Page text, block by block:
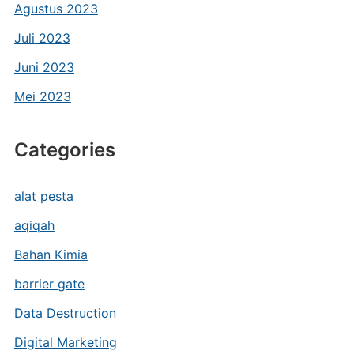
Agustus 2023
Juli 2023
Juni 2023
Mei 2023
Categories
alat pesta
aqiqah
Bahan Kimia
barrier gate
Data Destruction
Digital Marketing